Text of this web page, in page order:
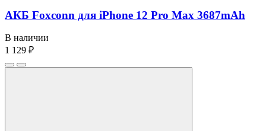
АКБ Foxconn для iPhone 12 Pro Max 3687mAh
В наличии
1 129 ₽